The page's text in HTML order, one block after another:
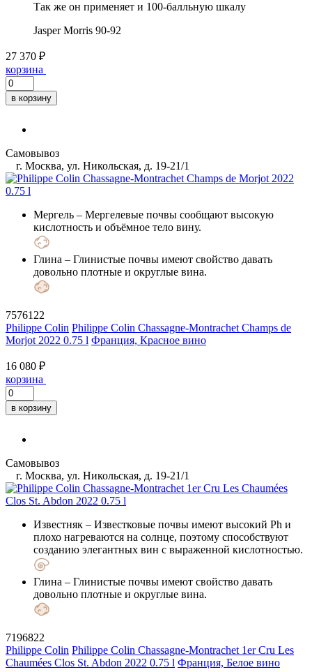
Так же он применяет и 100-балльную шкалу
Jasper Morris 90-92
27 370 ₽
корзина
в корзину
Самовывоз
г. Москва, ул. Никольская, д. 19-21/1
Мергель – Мергелевые почвы сообщают высокую
кислотность и объёмное тело вину.
Глина – Глинистые почвы имеют свойство давать
довольно плотные и округлые вина.
7576122
Philippe Colin Philippe Colin Chassagne-Montrachet Champs de
Morjot 2022 0.75 l Франция, Красное вино
16 080 ₽
корзина
в корзину
Самовывоз
г. Москва, ул. Никольская, д. 19-21/1
Известняк – Известковые почвы имеют высокий Ph и
плохо нагреваются на солнце, поэтому способствуют
созданию элегантных вин с выраженной кислотностью.
Глина – Глинистые почвы имеют свойство давать
довольно плотные и округлые вина.
7196822
Philippe Colin Philippe Colin Chassagne-Montrachet 1er Cru Les
Chaumées Clos St. Abdon 2022 0.75 l Франция, Белое вино